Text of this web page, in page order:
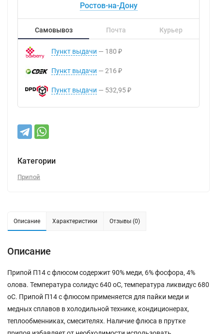
Ростов-на-Дону
Самовывоз Почта Курьер
Пункт выдачи 180 ₽
Пункт выдачи 216 ₽
Пункт выдачи 532,95 ₽
Категории
Припой
Описание Характеристики Отзывы (0)
Описание
Припой П14 с флюсом содержит 90% меди, 6% фосфора, 4%
олова. Температура солидус 640 оС, температура ликвидус 680
оС. Припой П14 с флюсом применяется для пайки меди и
медных сплавов в холодильной технике, кондиционерах,
теплообменниках, смесителях. Наличие флюса в прутке